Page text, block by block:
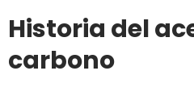
Historia del
carbono